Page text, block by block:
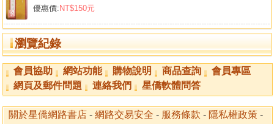
優惠價: NT$150元
瀏覽紀錄
會員協助 網站功能 購物說明 商品查詢
會員專區
網頁及郵件問題
連絡我們 星僑軟體問答
關於星僑網路書店 - 網路交易安全 - 服務條款 - 隱私權政策 -